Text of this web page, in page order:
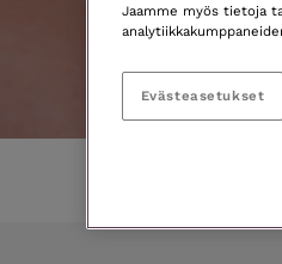
Jaamme myös tietoja
Evästeasetukset